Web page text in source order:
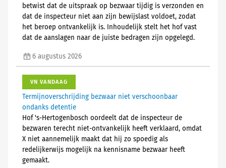
betwist dat de uitspraak op bezwaar tijdig is verzonden en
dat de inspecteur niet aan zijn bewijslast voldoet, zodat
het beroep ontvankelijk is. Inhoudelijk stelt het hof vast
dat de aanslagen naar de juiste bedragen zijn opgelegd.
6 augustus 2026
VN VANDAAG
Termijnoverschrijding bezwaar niet verschoonbaar
ondanks detentie
Hof 's-Hertogenbosch oordeelt dat de inspecteur de
bezwaren terecht niet-ontvankelijk heeft verklaard, omdat
X niet aannemelijk maakt dat hij zo spoedig als
redelijkerwijs mogelijk na kennisname bezwaar heeft
gemaakt.